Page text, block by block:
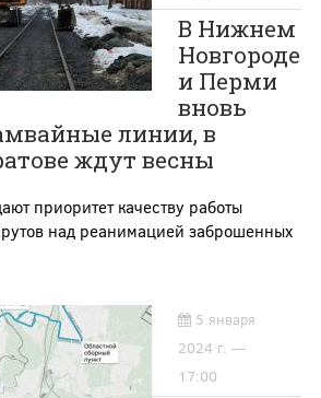
В Нижнем
Новгороде
и Перми
вновь
линии, в
ждут весны
приоритет качеству работы
над реанимацией заброшенных
5 января
2024 г. —
17:00